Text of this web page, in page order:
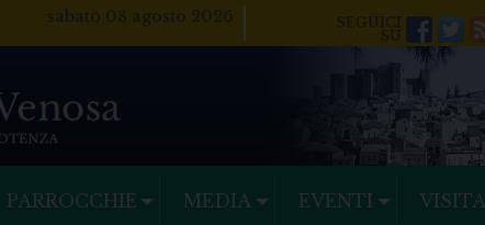
sabato 08 agosto 2026
PARROCCHIE MEDIA EVENTI